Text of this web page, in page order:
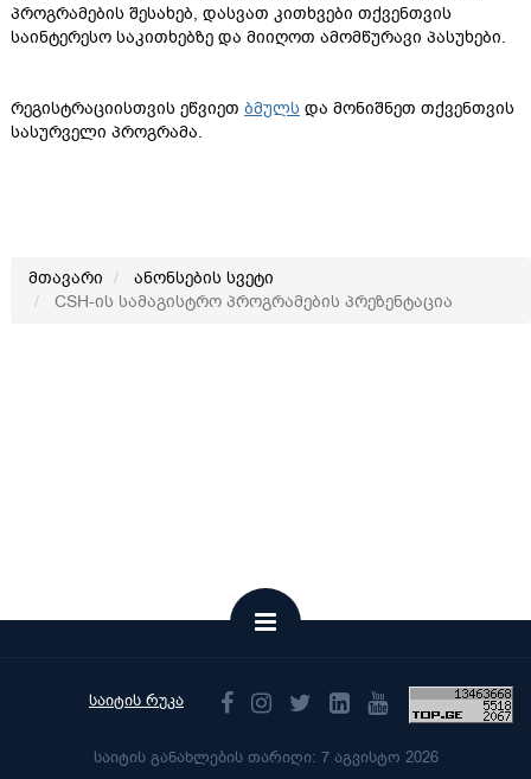
პროგრამების შესახებ, დასვათ კითხვები თქვენთვის
საინტერესო საკითხებზე და მიიღოთ ამომწურავი პასუხები.
რეგისტრაციისთვის ეწვიეთ ბმულს და მონიშნეთ თქვენთვის
სასურველი პროგრამა.
მთავარი
ანონსების სვეტი
CSH-ის სამაგისტრო პროგრამების პრეზენტაცია
საიტის რუკა
საიტის განახლების თარიღი: 7 აგვისტო 2026